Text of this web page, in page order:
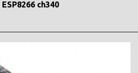
ch340